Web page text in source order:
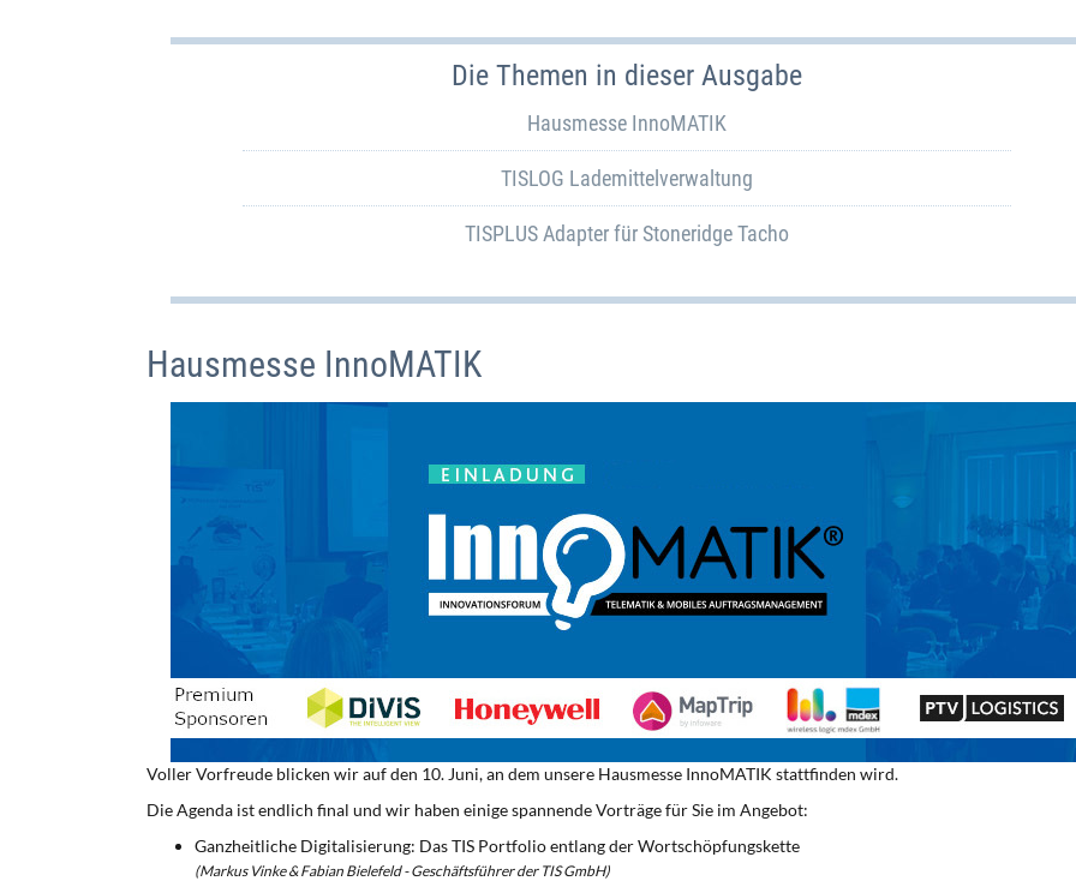
Die Themen in dieser Ausgabe
Hausmesse InnoMATIK
TISLOG Lademittelverwaltung
TISPLUS Adapter für Stoneridge Tacho
Hausmesse InnoMATIK
Voller Vorfreude blicken wir auf den 10. Juni, an dem unsere Hausmesse InnoMATIK stattfinden wird.
Die Agenda ist endlich final und wir haben einige spannende Vorträge für Sie im Angebot:
Ganzheitliche Digitalisierung: Das TIS Portfolio entlang der Wortschöpfungskette
(Markus Vinke & Fabian Bielefeld - Geschäftsführer der TIS GmbH)